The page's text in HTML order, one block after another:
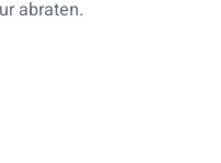
abraten.